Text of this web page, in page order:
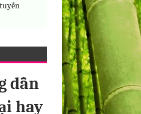
dẫn
hay